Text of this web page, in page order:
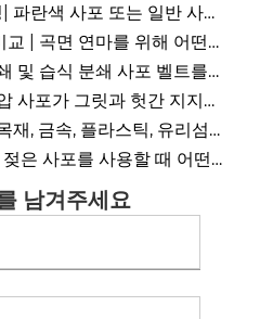
파란색 사포 또는 일반 사포
교 | 곡면 연마를 위해 어떤
합니까?
및 습식 분쇄 사포 벨트를
과가 발생합니까? 서로 바꿔
사포가 그릿과 헛간 지지력
니까?
재, 금속, 플라스틱, 유리섬
택하는 방법은 무엇입니까?
은 사포를 사용할 때 어떤
남겨주세요